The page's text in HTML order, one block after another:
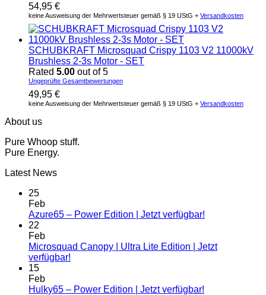
54,95 €
keine Ausweisung der Mehrwertsteuer gemäß § 19 UStG + Versandkosten
SCHUBKRAFT Microsquad Crispy 1103 V2 11000kV
Brushless 2-3s Motor - SET
Rated 5.00 out of 5
Ungeprüfte Gesamtbewertungen
49,95 €
keine Ausweisung der Mehrwertsteuer gemäß § 19 UStG + Versandkosten
About us
Pure Whoop stuff.
Pure Energy.
Latest News
25
Feb
Azure65 – Power Edition | Jetzt verfügbar!
22
Feb
Microsquad Canopy | Ultra Lite Edition | Jetzt
verfügbar!
15
Feb
Hulky65 – Power Edition | Jetzt verfügbar!